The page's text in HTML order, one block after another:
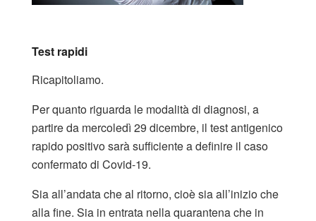
Test rapidi
Ricapitoliamo.
Per quanto riguarda le modalità di diagnosi, a
partire da mercoledì 29 dicembre, il test antigenico
rapido positivo sarà sufficiente a definire il caso
confermato di Covid-19.
Sia all’andata che al ritorno, cioè sia all’inizio che
alla fine. Sia in entrata nella quarantena che in